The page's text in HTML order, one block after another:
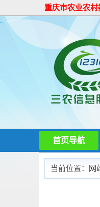
重庆市农业农村
首页导航
当前位置： 网